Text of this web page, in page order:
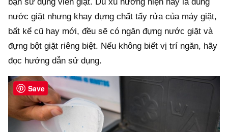
nước giặt nhưng khay đựng chất tẩy rửa của máy giặt,
bất kể cũ hay mới, đều sẽ có ngăn đựng nước giặt và
đựng bột giặt riêng biệt. Nếu không biết vị trí ngăn, hãy
đọc hướng dẫn sử dụng.
Save